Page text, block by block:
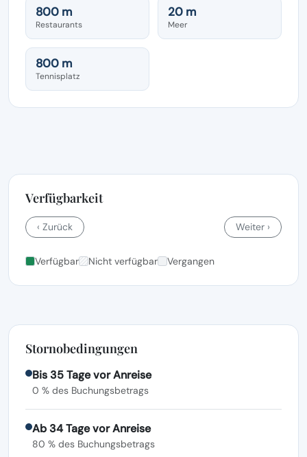
800 m
Restaurants
20 m
Meer
800 m
Tennisplatz
Verfügbarkeit
‹ Zurück Weiter ›
Verfügbar Nicht verfügbar Vergangen
Stornobedingungen
Bis 35 Tage vor Anreise
0 % des Buchungsbetrags
Ab 34 Tage vor Anreise
80 % des Buchungsbetrags